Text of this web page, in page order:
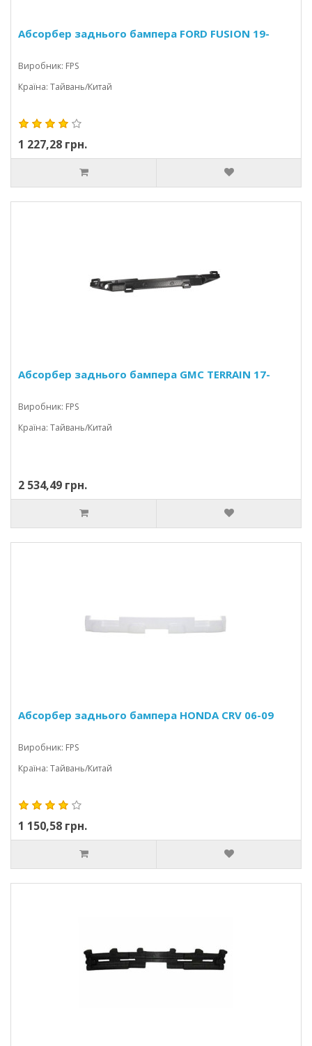
Абсорбер заднього бампера FORD FUSION 19-
Виробник: FPS
Країна: Тайвань/Китай
1 227,28 грн.
Абсорбер заднього бампера GMC TERRAIN 17-
Виробник: FPS
Країна: Тайвань/Китай
2 534,49 грн.
Абсорбер заднього бампера HONDA CRV 06-09
Виробник: FPS
Країна: Тайвань/Китай
1 150,58 грн.